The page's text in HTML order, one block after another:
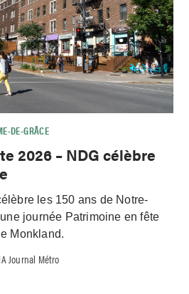
DE-GRÂCE
2026 – NDG célèbre
les 150 ans de Notre-
journée Patrimoine en fête
Monkland.
Journal Métro